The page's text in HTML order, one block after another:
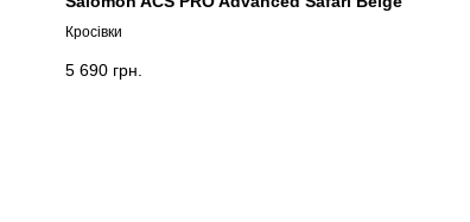
Кросівки
5 690 грн.